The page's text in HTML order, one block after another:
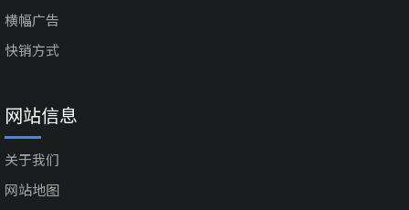
横幅广告
快销方式
网站信息
关于我们
网站地图